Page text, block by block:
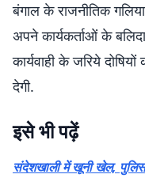
बंगाल के राजनीतिक
अपने कार्यकर्ताओं के
कार्यवाही के जरिये
देगी.
इसे भी पढ़ें
संदेशखाली में खूनी खेल, पुलिस